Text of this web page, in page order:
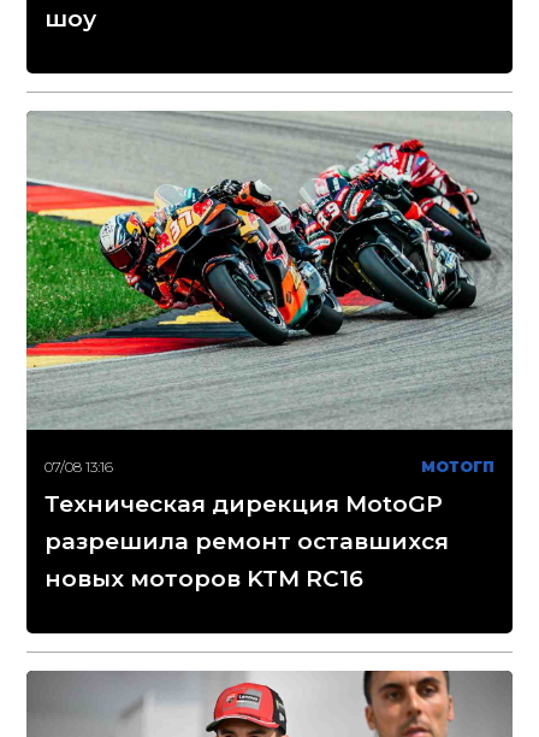
шоу
07/08 13:16 МОТОГП
Техническая дирекция MotoGP
разрешила ремонт оставшихся
новых моторов KTM RC16